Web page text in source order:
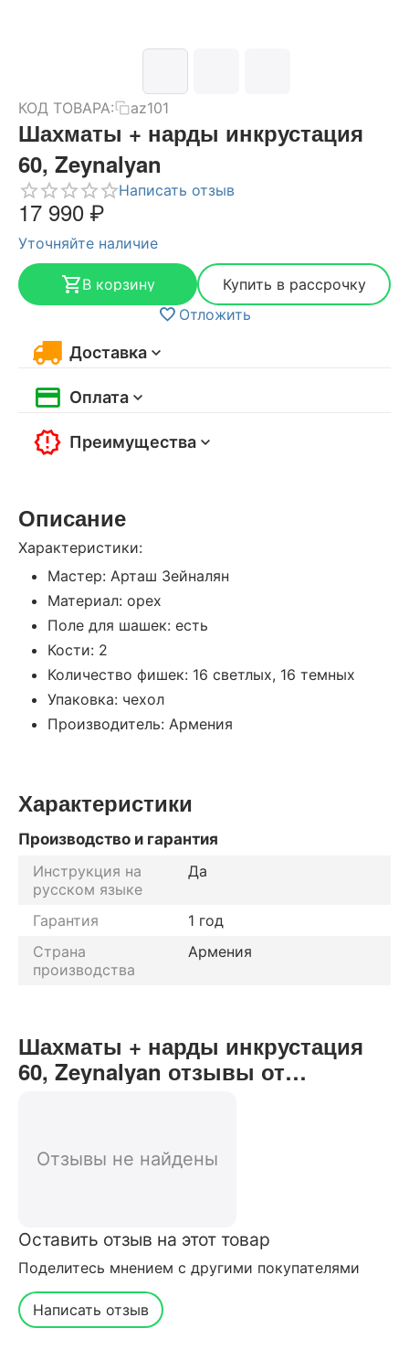
КОД ТОВАРА: az101
Шахматы + нарды инкрустация
60, Zeynalyan
Написать отзыв
17 990₽
Уточняйте наличие
В корзину
Купить в рассрочку
Отложить
Доставка
Оплата
Преимущества
Описание
Характеристики:
Мастер: Арташ Зейналян
Материал: орех
Поле для шашек: есть
Кости: 2
Количество фишек: 16 светлых, 16 темных
Упаковка: чехол
Производитель: Армения
Характеристики
Производство и гарантия
Инструкция на
русском языке
Да
Гарантия
1 год
Страна
производства
Армения
Шахматы + нарды инкрустация
60, Zeynalyan отзывы от
Отзывы не найдены
Оставить отзыв на этот товар
Поделитесь мнением с другими покупателями
Написать отзыв